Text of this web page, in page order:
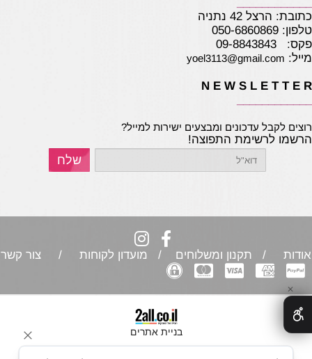
כתובת: הרצל 42 נתניה
טלפון: 050-6860869
פקס: 09-8843843
מייל: yoel3113@gmail.com
N E W S L E T T E R
רוצים לקבל עדכונים ומבצעים ישירות למייל?
הרשמו לרשימת התפוצה!
אודות / תקנון ומשלוחים / מועדון לקוחות / צור קשר
בניית אתרים
✕